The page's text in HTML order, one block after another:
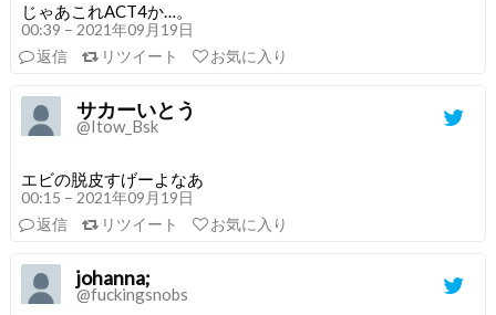
じゃあこれACT4か…。
00:39 – 2021年09月19日
返信
リツイート お気に入り
サカーいとう
@Itow_Bsk
エビの脱皮すげーよなあ
00:15 – 2021年09月19日
返信
リツイート お気に入り
johanna;
@fuckingsnobs